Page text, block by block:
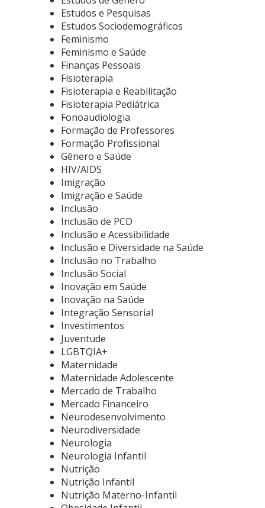
Estudos e Pesquisas
Estudos Sociodemográficos
Feminismo
Feminismo e Saúde
Finanças Pessoais
Fisioterapia
Fisioterapia e Reabilitação
Fisioterapia Pediátrica
Fonoaudiologia
Formação de Professores
Formação Profissional
Gênero e Saúde
HIV/AIDS
Imigração
Imigração e Saúde
Inclusão
Inclusão de PCD
Inclusão e Acessibilidade
Inclusão e Diversidade na Saúde
Inclusão no Trabalho
Inclusão Social
Inovação em Saúde
Inovação na Saúde
Integração Sensorial
Investimentos
Juventude
LGBTQIA+
Maternidade
Maternidade Adolescente
Mercado de Trabalho
Mercado Financeiro
Neurodesenvolvimento
Neurodiversidade
Neurologia
Neurologia Infantil
Nutrição
Nutrição Infantil
Nutrição Materno-Infantil